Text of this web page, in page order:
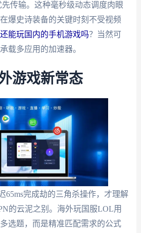
先传输。这种毫秒级动态调度肉眼
爆史诗装备的关键时刻不受视频
能玩国内的手机游戏吗？当然可
载多应用的加速器。
游戏新常态
65ms完成劫的三角杀操作，才理解
的云泥之别。海外玩国服LOL用
选题，而是精准匹配需求的公式